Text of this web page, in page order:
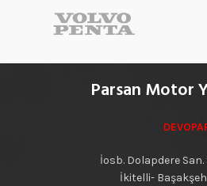
Parsan Motor
İosb. Dolapdere San.
İkitelli-